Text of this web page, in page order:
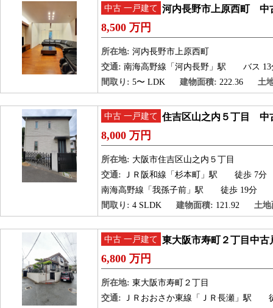
中古 一戸建て 河内長野市上原西町 中
8,500 万円
所在地: 河内長野市上原西町
交通: 南海高野線「河内長野」駅
バス 13
間取り: 5〜 LDK 建物面積: 222.36 土
中古 一戸建て 住吉区山之内５丁目 中
8,000 万円
所在地: 大阪市住吉区山之内５丁目
交通: ＪＲ阪和線「杉本町」駅
徒歩 7分
南海高野線「我孫子前」駅
徒歩 19分
間取り: 4 SLDK 建物面積: 121.92 土
中古 一戸建て 東大阪市寿町２丁目中古
6,800 万円
所在地: 東大阪市寿町２丁目
交通: ＪＲおおさか東線「ＪＲ長瀬」駅